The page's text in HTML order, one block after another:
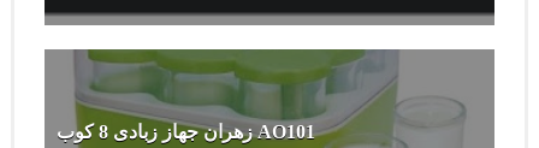
زهران جهاز زبادى 8 كوب AO101